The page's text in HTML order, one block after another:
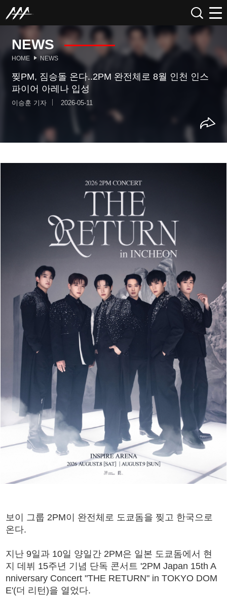
NEWS
HOME NEWS
찢PM, 짐승돌 온다..2PM 완전체로 8월 인천 인스
파이어 아레나 입성
이승훈 기자 2026-05-11
보이 그룹 2PM이 완전체로 도쿄돔을 찢고 한국으로
온다.
지난 9일과 10일 양일간 2PM은 일본 도쿄돔에서 현
지 데뷔 15주년 기념 단독 콘서트 '2PM Japan 15th A
nniversary Concert "THE RETURN" in TOKYO DOM
E'(더 리턴)을 열었다.